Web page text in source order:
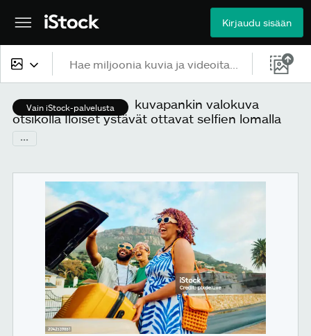
Kirjaudu sisään
Kaikki sisältö
Kuvitukset
Vektorit
Videot
Vain iStock-palvelusta
kuvapankin valokuva
otsikolla Iloiset ystävät ottavat selfien lomalla
...